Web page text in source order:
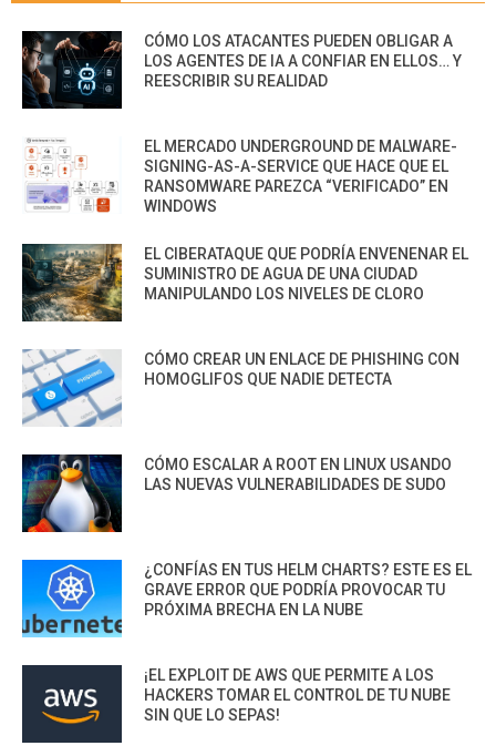
CÓMO LOS ATACANTES PUEDEN OBLIGAR A
LOS AGENTES DE IA A CONFIAR EN ELLOS… Y
REESCRIBIR SU REALIDAD
EL MERCADO UNDERGROUND DE MALWARE-
SIGNING-AS-A-SERVICE QUE HACE QUE EL
RANSOMWARE PAREZCA “VERIFICADO” EN
WINDOWS
EL CIBERATAQUE QUE PODRÍA ENVENENAR EL
SUMINISTRO DE AGUA DE UNA CIUDAD
MANIPULANDO LOS NIVELES DE CLORO
CÓMO CREAR UN ENLACE DE PHISHING CON
HOMOGLIFOS QUE NADIE DETECTA
CÓMO ESCALAR A ROOT EN LINUX USANDO
LAS NUEVAS VULNERABILIDADES DE SUDO
¿CONFÍAS EN TUS HELM CHARTS? ESTE ES EL
GRAVE ERROR QUE PODRÍA PROVOCAR TU
PRÓXIMA BRECHA EN LA NUBE
¡EL EXPLOIT DE AWS QUE PERMITE A LOS
HACKERS TOMAR EL CONTROL DE TU NUBE
SIN QUE LO SEPAS!